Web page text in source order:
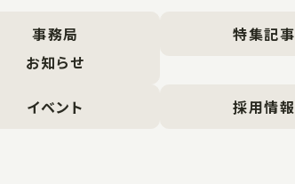
事務局
お知らせ
特集記事
イベント 採用情報